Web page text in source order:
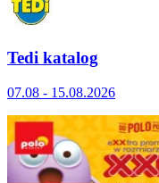
Tedi katalog
07.08 - 15.08.2026